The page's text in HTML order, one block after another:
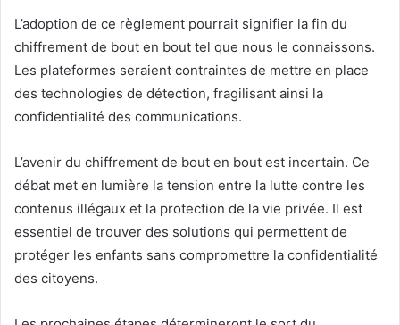
L’adoption de ce règlement pourrait signifier la fin du
chiffrement de bout en bout tel que nous le connaissons.
Les plateformes seraient contraintes de mettre en place
des technologies de détection, fragilisant ainsi la
confidentialité des communications.
L’avenir du chiffrement de bout en bout est incertain. Ce
débat met en lumière la tension entre la lutte contre les
contenus illégaux et la protection de la vie privée. Il est
essentiel de trouver des solutions qui permettent de
protéger les enfants sans compromettre la confidentialité
des citoyens.